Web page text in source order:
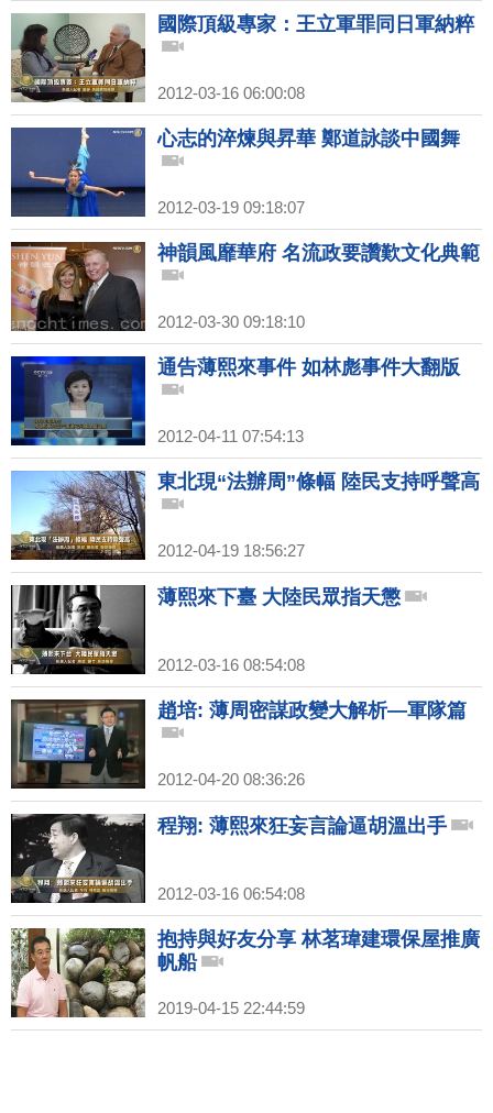
國際頂級專家：王立軍罪同日軍納粹
2012-03-16 06:00:08
心志的淬煉與昇華 鄭道詠談中國舞
2012-03-19 09:18:07
神韻風靡華府 名流政要讚歎文化典範
2012-03-30 09:18:10
通告薄熙來事件 如林彪事件大翻版
2012-04-11 07:54:13
東北現“法辦周”條幅 陸民支持呼聲高
2012-04-19 18:56:27
薄熙來下臺 大陸民眾指天懲
2012-03-16 08:54:08
趙培: 薄周密謀政變大解析—軍隊篇
2012-04-20 08:36:26
程翔: 薄熙來狂妄言論逼胡溫出手
2012-03-16 06:54:08
抱持與好友分享 林茗瑋建環保屋推廣
帆船
2019-04-15 22:44:59